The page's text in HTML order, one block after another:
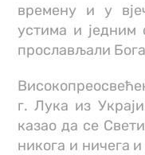
времену и у
устима и једним
прослављали
г. Лука из
казао да се
никога и ничега